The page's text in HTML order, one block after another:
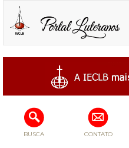
BUSCA CONTATO